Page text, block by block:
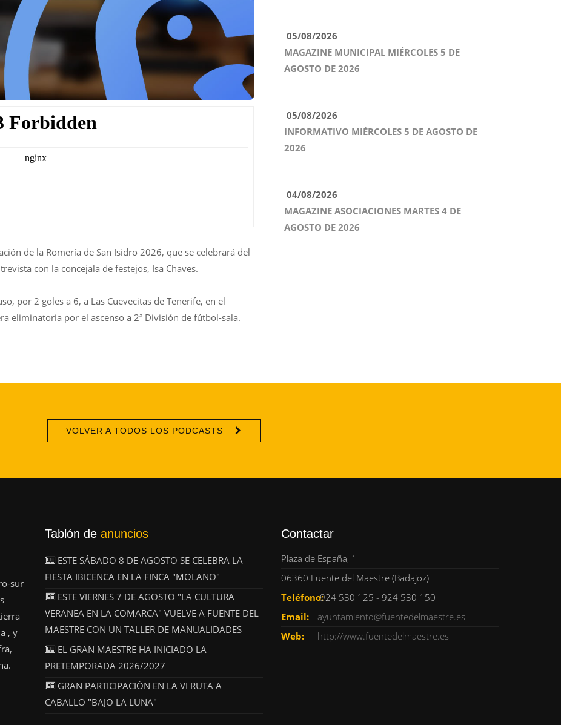
de la Romería de San Isidro 2026, que se celebrará del
con la concejala de festejos, Isa Chaves.
por 2 goles a 6, a Las Cuevecitas de Tenerife, en el
eliminatoria por el ascenso a 2ª División de fútbol-sala.
05/08/2026
MAGAZINE MUNICIPAL MIÉRCOLES 5 DE
AGOSTO DE 2026
05/08/2026
INFORMATIVO MIÉRCOLES 5 DE AGOSTO DE
2026
04/08/2026
MAGAZINE ASOCIACIONES MARTES 4 DE
AGOSTO DE 2026
VOLVER A TODOS LOS PODCASTS
sur
, y
Tablón de anuncios
ESTE SÁBADO 8 DE AGOSTO SE CELEBRA LA
FIESTA IBICENCA EN LA FINCA "MOLANO"
ESTE VIERNES 7 DE AGOSTO "LA CULTURA
VERANEA EN LA COMARCA" VUELVE A FUENTE DEL
MAESTRE CON UN TALLER DE MANUALIDADES
EL GRAN MAESTRE HA INICIADO LA
PRETEMPORADA 2026/2027
GRAN PARTICIPACIÓN EN LA VI RUTA A
CABALLO "BAJO LA LUNA"
Contactar
Plaza de España, 1
06360 Fuente del Maestre (Badajoz)
Teléfono:924 530 125 - 924 530 150
Email:
ayuntamiento@fuentedelmaestre.es
Web:
http://www.fuentedelmaestre.es